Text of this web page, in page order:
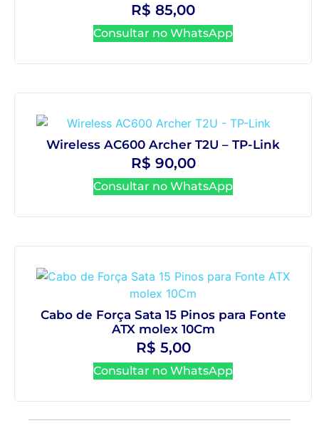
R$ 85,00
Consultar no WhatsApp
Wireless AC600 Archer T2U – TP-Link
R$ 90,00
Consultar no WhatsApp
Cabo de Força Sata 15 Pinos para Fonte
ATX molex 10Cm
R$ 5,00
Consultar no WhatsApp